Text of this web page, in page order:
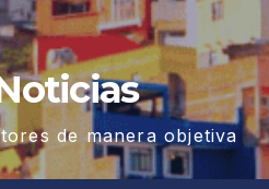
de manera objetiva